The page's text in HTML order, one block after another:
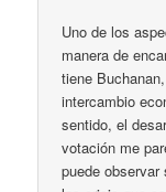
Uno de los
manera de
tiene
intercambio
sentido, el
votación me
puede